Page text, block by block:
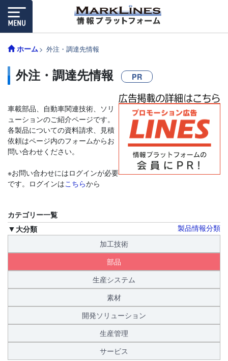
ホーム 外注・調達先情報
外注・調達先情報 PR
車載部品、自動車関連技術、ソリ
ューションのご紹介ページです。
各製品についての資料請求、見積
依頼はページ内のフォームからお
問い合わせください。
※お問い合わせにはログインが必要
です。ログインはこちらから
カテゴリー一覧
製品情報分類
大分類
加工技術
部品
生産システム
素材
開発ソリューション
生産管理
サービス